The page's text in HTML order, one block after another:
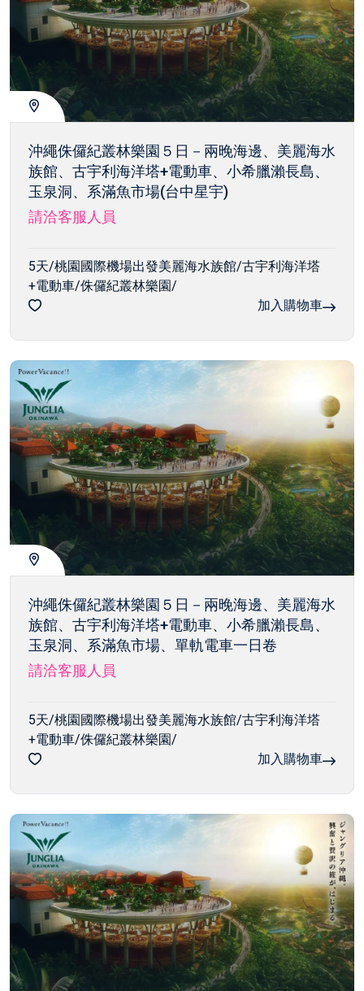
沖繩侏儸紀叢林樂園５日－兩晚海邊、美麗海水
族館、古宇利海洋塔+電動車、小希臘瀨長島、
玉泉洞、系滿魚市場(台中星宇)
請洽客服人員
5天/桃園國際機場出發美麗海水族館/古宇利海洋塔
+電動車/侏儸紀叢林樂園/
加入購物車
沖繩侏儸紀叢林樂園５日－兩晚海邊、美麗海水
族館、古宇利海洋塔+電動車、小希臘瀨長島、
玉泉洞、系滿魚市場、單軌電車一日卷
請洽客服人員
5天/桃園國際機場出發美麗海水族館/古宇利海洋塔
+電動車/侏儸紀叢林樂園/
加入購物車